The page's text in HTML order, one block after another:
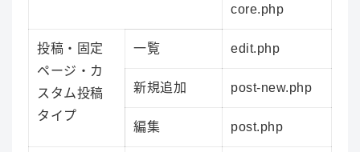
core.php
投稿・固定
ページ・カ
スタム投稿
タイプ
一覧 edit.php
新規追加 post-new.php
編集 post.php